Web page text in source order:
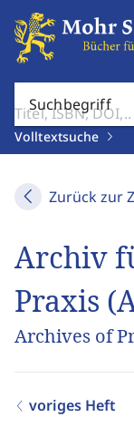
Suchbegriff
Volltextsuche
Zurück zur
Archiv
Praxis
Archives of
voriges Heft